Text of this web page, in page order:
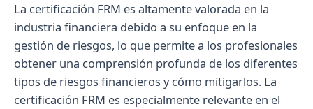
La certificación FRM es altamente valorada en la
industria financiera debido a su enfoque en la
gestión de riesgos, lo que permite a los profesionales
obtener una comprensión profunda de los diferentes
tipos de riesgos financieros y cómo mitigarlos. La
certificación FRM es especialmente relevante en el